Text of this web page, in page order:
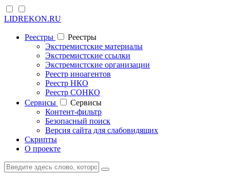
LIDREKON.RU
Реестры
Реестры
Экстремистские материалы
Экстремистские ссылки
Экстремистские организации
Реестр иноагентов
Реестр НКО
Реестр СОНКО
Cервисы
Cервисы
Контент-фильтр
Безопасный поиск
Версия сайта для слабовидящих
Скрипты
О проекте